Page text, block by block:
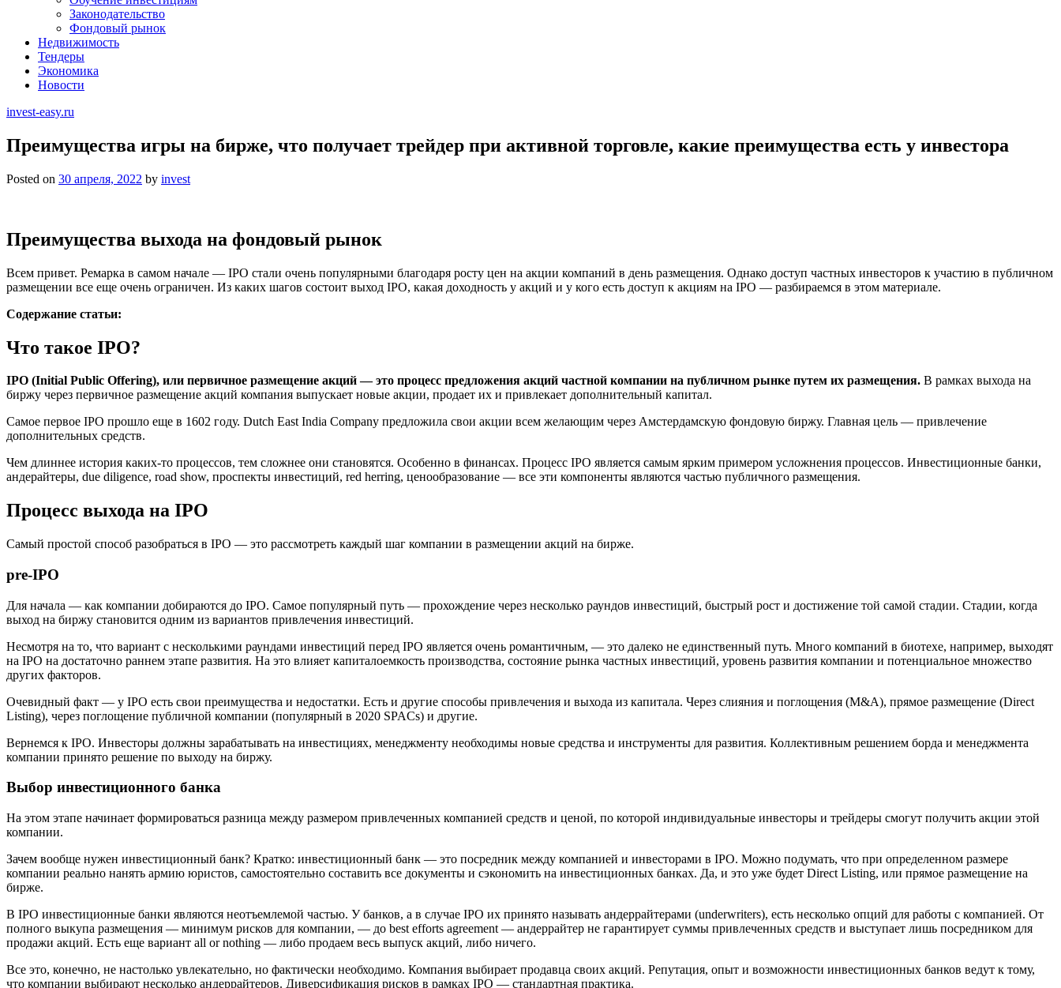
Законодательство
Фондовый рынок
Недвижимость
Тендеры
Экономика
Новости
invest-easy.ru
Преимущества игры на бирже, что получает трейдер при активной торговле, какие преимущества есть у инвестора
Posted on 30 апреля, 2022 by invest
Преимущества выхода на фондовый рынок
Всем привет. Ремарка в самом начале — IPO стали очень популярными благодаря росту цен на акции компаний в день размещения. Однако доступ частных инвесторов к участию в публичном
размещении все еще очень ограничен. Из каких шагов состоит выход IPO, какая доходность у акций и у кого есть доступ к акциям на IPO — разбираемся в этом материале.
Содержание статьи:
Что такое IPO?
IPO (Initial Public Offering), или первичное размещение акций — это процесс предложения акций частной компании на публичном рынке путем их размещения. В рамках выхода на
биржу через первичное размещение акций компания выпускает новые акции, продает их и привлекает дополнительный капитал.
Самое первое IPO прошло еще в 1602 году. Dutch East India Company предложила свои акции всем желающим через Амстердамскую фондовую биржу. Главная цель — привлечение
дополнительных средств.
Чем длиннее история каких-то процессов, тем сложнее они становятся. Особенно в финансах. Процесс IPO является самым ярким примером усложнения процессов. Инвестиционные банки,
андерайтеры, due diligence, road show, проспекты инвестиций, red herring, ценообразование — все эти компоненты являются частью публичного размещения.
Процесс выхода на IPO
Самый простой способ разобраться в IPO — это рассмотреть каждый шаг компании в размещении акций на бирже.
pre-IPO
Для начала — как компании добираются до IPO. Самое популярный путь — прохождение через несколько раундов инвестиций, быстрый рост и достижение той самой стадии. Стадии, когда
выход на биржу становится одним из вариантов привлечения инвестиций.
Несмотря на то, что вариант с несколькими раундами инвестиций перед IPO является очень романтичным, — это далеко не единственный путь. Много компаний в биотехе, например, выходят
на IPO на достаточно раннем этапе развития. На это влияет капиталоемкость производства, состояние рынка частных инвестиций, уровень развития компании и потенциальное множество
других факторов.
Очевидный факт — у IPO есть свои преимущества и недостатки. Есть и другие способы привлечения и выхода из капитала. Через слияния и поглощения (M&A), прямое размещение (Direct
Listing), через поглощение публичной компании (популярный в 2020 SPACs) и другие.
Вернемся к IPO. Инвесторы должны зарабатывать на инвестициях, менеджменту необходимы новые средства и инструменты для развития. Коллективным решением борда и менеджмента
компании принято решение по выходу на биржу.
Выбор инвестиционного банка
На этом этапе начинает формироваться разница между размером привлеченных компанией средств и ценой, по которой индивидуальные инвесторы и трейдеры смогут получить акции этой
компании.
Зачем вообще нужен инвестиционный банк? Кратко: инвестиционный банк — это посредник между компанией и инвесторами в IPO. Можно подумать, что при определенном размере
компании реально нанять армию юристов, самостоятельно составить все документы и сэкономить на инвестиционных банках. Да, и это уже будет Direct Listing, или прямое размещение на
бирже.
В IPO инвестиционные банки являются неотъемлемой частью. У банков, а в случае IPO их принято называть андеррайтерами (underwriters), есть несколько опций для работы с компанией. От
полного выкупа размещения — минимум рисков для компании, — до best efforts agreement — андеррайтер не гарантирует суммы привлеченных средств и выступает лишь посредником для
продажи акций. Есть еще вариант all or nothing — либо продаем весь выпуск акций, либо ничего.
Все это, конечно, не настолько увлекательно, но фактически необходимо. Компания выбирает продавца своих акций. Репутация, опыт и возможности инвестиционных банков ведут к тому,
что компании выбирают несколько андеррайтеров. Диверсификация рисков в рамках IPO — стандартная практика.